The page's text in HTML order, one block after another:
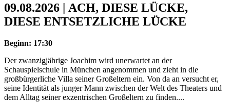
09.08.2026 | ACH, DIESE LÜCKE,
DIESE ENTSETZLICHE LÜCKE
Beginn: 17:30
Der zwanzigjährige Joachim wird unerwartet an der
Schauspielschule in München angenommen und zieht in die
großbürgerliche Villa seiner Großeltern ein. Von da an versucht er,
seine Identität als junger Mann zwischen der Welt des Theaters und
dem Alltag seiner exzentrischen Großeltern zu finden....